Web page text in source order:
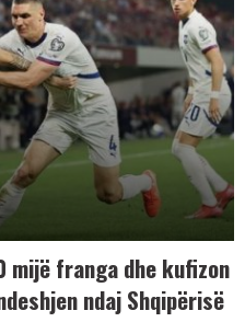
mijë franga dhe kufizon
ndaj Shqipërisë